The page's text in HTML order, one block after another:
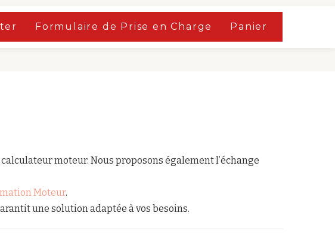
Formulaire de Prise en Charge Panier
moteur. Nous proposons également l’échange
Moteur.
une solution adaptée à vos besoins.